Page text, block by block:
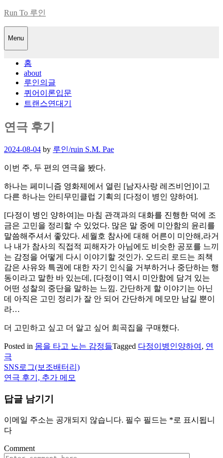
Skip
content
Run To 루인
Menu
홈
about
루인의글
퀴어이론입문
트랜스연대기
연극 후기
Posted
2024-08-04 by 루인/ruin S.M. Pae
이번 주, 두 편의 연극을 봤다.
하나는 페미니즘 영화제에서 열린 [남자사랑 레즈비언]이고
다른 하나는 안티무민클럽 기획의 [다정이 병인 양하여].
[다정이 병인 양하여]는 마침 관객과의 대화를 진행한 덕에 조
금은 고민을 정리할 수 있었다. 많은 말 중에 미안함의 윤리를
말씀해주셔서 좋았다. 세월호 참사에 대해 어른이 미안해,라거
나 내가 참사의 직접적 피해자가 아님에도 비슷한 공포를 느끼
는 감정을 어떻게 다시 이야기할 것인가. 오드리 로드는 죄책
감은 사유와 특권에 대한 자기 인식을 거부하거나 중단하는 행
동이라고 말한 바 있는데, [다정이] 역시 미안함에 담겨 있는
어떤 성찰의 중단을 말하는 느낌. 간단하게 할 이야기는 아닌
데 아직은 고민 정리가 잘 안 되어 간단하게 메모만 남길 뿐이
라…
더 고민하고 싶고 더 알고 싶어 희곡집을 구매했다.
Posted in 몸을 타고 노는 감정들Tagged 다정이병인양하여 , 연
극
글
색
SNS로그(보조배터리)
연극 후기, 추가 메모
답글 남기기
이메일 주소는 공개되지 않습니다. 필수 필드는 *로 표시됩니
다
Comment